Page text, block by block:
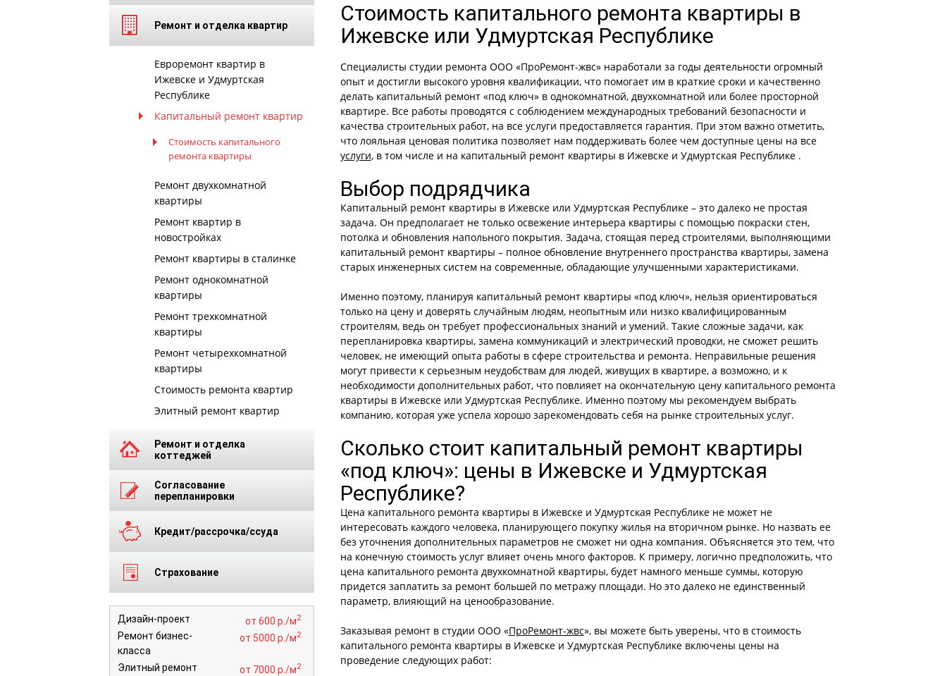
Стоимость капитального ремонта квартиры в
Ижевске или Удмуртская Республике
Специалисты студии ремонта ООО «ПроРемонт-жвс» наработали за годы деятельности огромный
опыт и достигли высокого уровня квалификации, что помогает им в краткие сроки и качественно
делать капитальный ремонт «под ключ» в однокомнатной, двухкомнатной или более просторной
квартире. Все работы проводятся с соблюдением международных требований безопасности и
качества строительных работ, на все услуги предоставляется гарантия. При этом важно отметить,
что лояльная ценовая политика позволяет нам поддерживать более чем доступные цены на все
услуги, в том числе и на капитальный ремонт квартиры в Ижевске и Удмуртская Республике .
Выбор подрядчика
Капитальный ремонт квартиры в Ижевске или Удмуртская Республике – это далеко не простая
задача. Он предполагает не только освежение интерьера квартиры с помощью покраски стен,
потолка и обновления напольного покрытия. Задача, стоящая перед строителями, выполняющими
капитальный ремонт квартиры – полное обновление внутреннего пространства квартиры, замена
старых инженерных систем на современные, обладающие улучшенными характеристиками.
Именно поэтому, планируя капитальный ремонт квартиры «под ключ», нельзя ориентироваться
только на цену и доверять случайным людям, неопытным или низко квалифицированным
строителям, ведь он требует профессиональных знаний и умений. Такие сложные задачи, как
перепланировка квартиры, замена коммуникаций и электрический проводки, не сможет решить
человек, не имеющий опыта работы в сфере строительства и ремонта. Неправильные решения
могут привести к серьезным неудобствам для людей, живущих в квартире, а возможно, и к
необходимости дополнительных работ, что повлияет на окончательную цену капитального ремонта
квартиры в Ижевске или Удмуртская Республике. Именно поэтому мы рекомендуем выбрать
компанию, которая уже успела хорошо зарекомендовать себя на рынке строительных услуг.
Сколько стоит капитальный ремонт квартиры
«под ключ»: цены в Ижевске и Удмуртская
Республике?
Цена капитального ремонта квартиры в Ижевске и Удмуртская Республике не может не
интересовать каждого человека, планирующего покупку жилья на вторичном рынке. Но назвать ее
без уточнения дополнительных параметров не сможет ни одна компания. Объясняется это тем, что
на конечную стоимость услуг влияет очень много факторов. К примеру, логично предположить, что
цена капитального ремонта двухкомнатной квартиры, будет намного меньше суммы, которую
придется заплатить за ремонт большей по метражу площади. Но это далеко не единственный
параметр, влияющий на ценообразование.
Заказывая ремонт в студии ООО «ПроРемонт-жвс», вы можете быть уверены, что в стоимость
капитального ремонта квартиры в Ижевске и Удмуртская Республике включены цены на
проведение следующих работ:
Ремонт и отделка квартир
Евроремонт квартир в
Ижевске и Удмуртская
Республике
Капитальный ремонт квартир
Стоимость капитального
ремонта квартиры
Ремонт двухкомнатной
квартиры
Ремонт квартир в
новостройках
Ремонт квартиры в сталинке
Ремонт однокомнатной
квартиры
Ремонт трехкомнатной
квартиры
Ремонт четырехкомнатной
квартиры
Стоимость ремонта квартир
Элитный ремонт квартир
Ремонт и отделка
коттеджей
Согласование
перепланировки
Кредит/рассрочка/ссуда
Страхование
Дизайн-проект от 600 р./м2
Ремонт бизнес-
класса
от 5000 р./м2
Элитный ремонт от 7000 р./м2